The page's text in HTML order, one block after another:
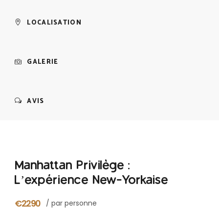
LOCALISATION
GALERIE
AVIS
Manhattan Privilège :
L’expérience New-Yorkaise
€2290 / par personne